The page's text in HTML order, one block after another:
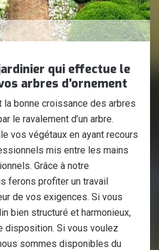
qui effectue le
arbres d’ornement
bonne croissance des arbres
le ravalement d’un arbre.
vos végétaux en ayant recours
mis entre les mains
Grâce à notre
ferons profiter un travail
de vos exigences. Si vous
bien structuré et harmonieux,
disposition. Si vous voulez
sommes disponibles du